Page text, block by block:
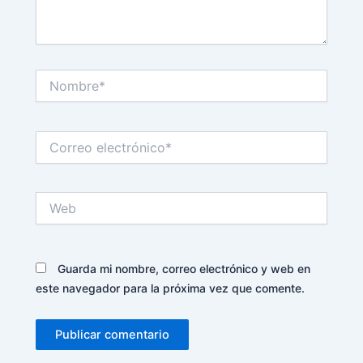
electrónico*
Guarda mi nombre, correo electrónico y web en
este navegador para la próxima vez que comente.